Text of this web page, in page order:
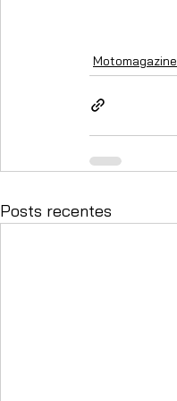
Motomagazine
Posts recentes